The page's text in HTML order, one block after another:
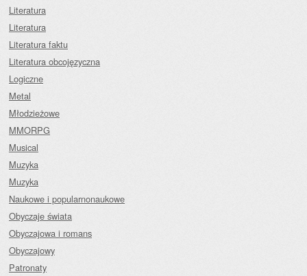
Literatura
Literatura
Literatura faktu
Literatura obcojęzyczna
Logiczne
Metal
Młodzieżowe
MMORPG
Musical
Muzyka
Muzyka
Naukowe i popularnonaukowe
Obyczaje świata
Obyczajowa i romans
Obyczajowy
Patronaty